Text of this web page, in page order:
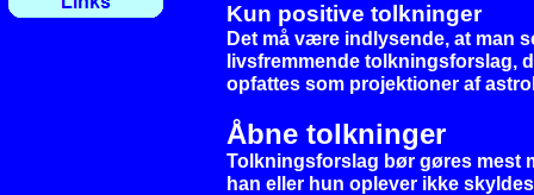
Kun positive tolkninger
Det må være indlysende, at man
livsfremmende tolkningsforslag,
opfattes som projektioner af
Åbne tolkninger
Tolkningsforslag bør gøres mest
han eller hun oplever ikke